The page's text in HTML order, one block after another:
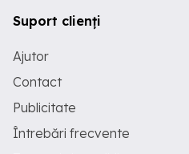
Suport clienți
Ajutor
Contact
Publicitate
Întrebări frecvente